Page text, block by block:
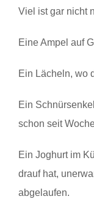
Viel ist gar nicht
Eine Ampel auf
Ein Lächeln, wo
Ein
schon seit
Ein Joghurt im
drauf hat,
abgelaufen.